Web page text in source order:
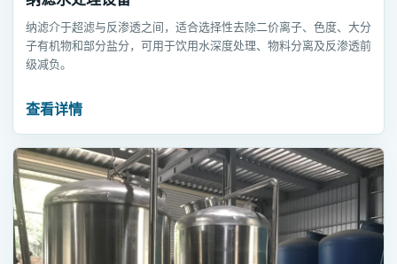
纳滤介于超滤与反渗透之间，适合选择性去除二价离子、色度、大分
子有机物和部分盐分，可用于饮用水深度处理、物料分离及反渗透前
级减负。
查看详情